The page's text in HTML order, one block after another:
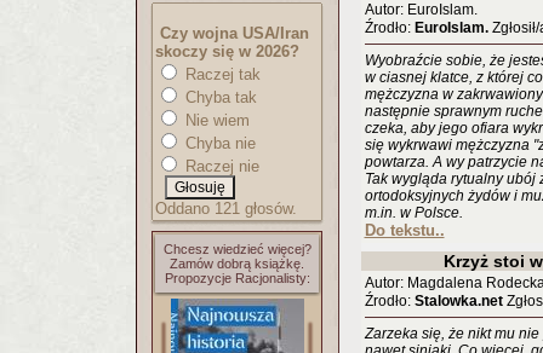
Czy wojna USA/Iran
skoczy się w 2026?
Raczej tak
Chyba tak
Nie wiem
Chyba nie
Raczej nie
Oddano 121 głosów.
Chcesz wiedzieć więcej?
Zamów dobrą książkę.
Propozycje Racjonalisty:
Autor: EuroIslam.
Źrodło: EuroIslam.
Wyobraźcie sobie, że
w ciasnej klatce, z której
mężczyzna w
następnie sprawnym
czeka, aby jego ofiara
się wykrwawi mężczyzna
powtarza. A wy patrzycie
Tak wygląda rytualny ubój
ortodoksyjnych żydów i
m.in. w Polsce.
Do tekstu..
Krzyż stoi
Autor: Magdalena
Źrodło: Stalowka.net
Zarzeka się, że nikt mu nie